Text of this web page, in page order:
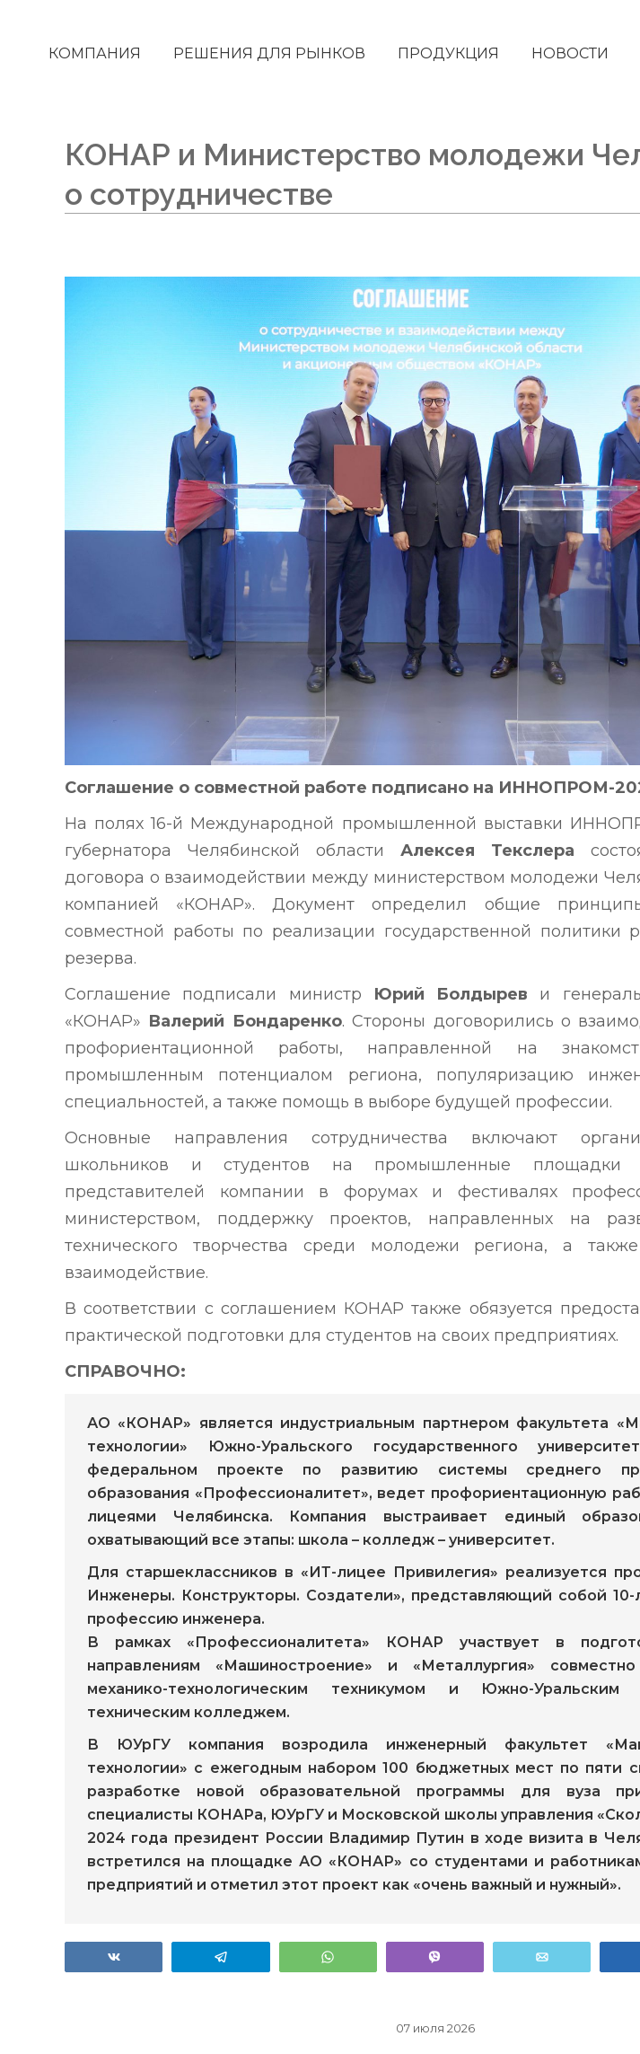
КОМПАНИЯ РЕШЕНИЯ ДЛЯ РЫНКОВ ПРОДУКЦИЯ НОВОСТИ
КОНАР и Министерство молодежи
о сотрудничестве
Соглашение о совместной работе подписано на ИННОПРОМ-
На полях 16-й Международной промышленной выставки
губернатора Челябинской области Алексея Текслера
договора о взаимодействии между министерством молодежи
компанией «КОНАР». Документ определил общие
совместной работы по реализации государственной политики
резерва.
Соглашение подписали министр
Юрий Болдырев и
«КОНАР» Валерий Бондаренко. Стороны договорились о
профориентационной работы, направленной на
промышленным потенциалом региона, популяризацию
специальностей, а также помощь в выборе будущей профессии.
Основные направления сотрудничества включают
школьников и студентов на промышленные площадки
представителей компании в форумах и фестивалях
министерством, поддержку проектов, направленных на
технического творчества среди молодежи региона, а
взаимодействие.
В соответствии с соглашением КОНАР также обязуется
практической подготовки для студентов на своих предприятиях.
СПРАВОЧНО:
АО «КОНАР» является индустриальным партнером факультета
технологии» Южно-Уральского государственного
федеральном проекте по развитию системы среднего
образования «Профессионалитет», ведет профориентационную
лицеями Челябинска. Компания выстраивает единый
охватывающий все этапы: школа – колледж – университет.
Для старшеклассников в «ИТ-лицее Привилегия» реализуется
Инженеры. Конструкторы. Создатели», представляющий собой
профессию инженера.
В рамках «Профессионалитета» КОНАР участвует в
направлениям «Машиностроение» и «Металлургия»
механико-технологическим техникумом и Южно-Уральским
техническим колледжем.
В ЮУрГУ компания возродила инженерный факультет
технологии» с ежегодным набором 100 бюджетных мест по пяти
разработке новой образовательной программы для вуза
специалисты КОНАРа, ЮУрГУ и Московской школы управления
2024 года президент России Владимир Путин в ходе визита в
встретился на площадке АО «КОНАР» со студентами и
предприятий и отметил этот проект как «очень важный и нужный».
07 июля 2026